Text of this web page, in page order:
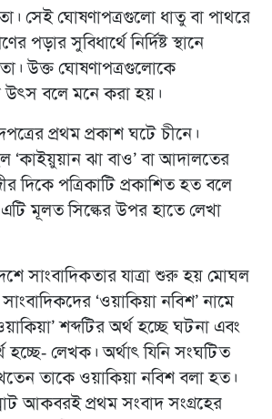
সেই ঘোষণাপত্রগুলো ধাতু বা পাথরে
পড়ার সুবিধার্থে নির্দিষ্ট স্থানে
উক্ত ঘোষণাপত্রগুলোকে
উৎস বলে মনে করা হয়।
প্রথম প্রকাশ ঘটে চীনে।
‘কাইয়ুয়ান ঝা বাও’ বা আদালতের
দিকে পত্রিকাটি প্রকাশিত হত বলে
মূলত সিল্কের উপর হাতে লেখা
সাংবাদিকতার যাত্রা শুরু হয় মোঘল
‘ওয়াকিয়া নবিশ’ নামে
শব্দটির অর্থ হচ্ছে ঘটনা এবং
হচ্ছে- লেখক। অর্থাৎ যিনি সংঘটিত
তাকে ওয়াকিয়া নবিশ বলা হত।
আকবরই প্রথম সংবাদ সংগ্রহের